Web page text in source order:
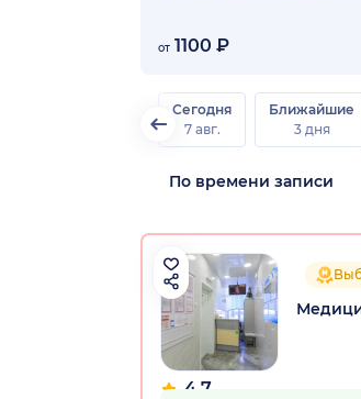
от 1100 ₽
Сегодня
7 авг.
Ближайшие
3 дня
4.7